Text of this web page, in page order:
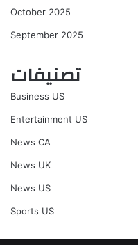
October 2025
September 2025
تصنيفات
Business US
Entertainment US
News CA
News UK
News US
Sports US